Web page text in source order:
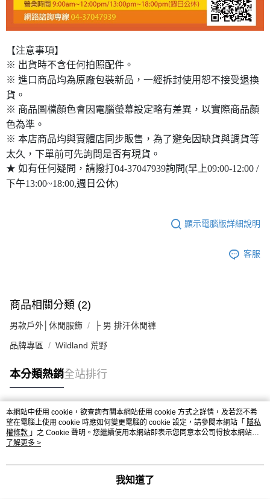
【注意事項】
※ 出貨時不含任何拍照配件。
※ 進口商品均為原廠包裝新品，一經拆封使用恕不接受退換
貨。
※ 商品圖檔顏色會因電腦螢幕設定略有差異，以實際商品顏
色為準。
※ 本店商品均與實體店同步販售，為了避免因缺貨與調貨等
太久，下單前可先詢問是否有現貨。
★ 如有任何疑問，請撥打04-37047939詢問(早上09:00-12:00 /
下午13:00~18:00,週日公休)
顯示電腦版詳細說明
客服
商品相關分類 (2)
男款戶外│休閒服飾 ├ 男 排汗休閒褲
品牌專區 Wildland 荒野
本分類熱銷全站排行
熱門標籤
本網站中使用 cookie，欲查詢有關本網站使用 cookie 方式之詳情，及若您不希
望在電腦上使用 cookie 時應如何變更電腦的 cookie 設定，請參閱本網站「 隱私
權條款 」之 Cookie 聲明。您繼續使用本網站即表示您同意本公司得按本網站使
用條款之 Cookie 聲明使用 cookie。
了解更多 >
我知道了